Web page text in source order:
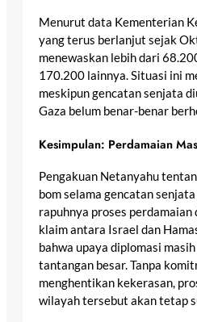
Menurut data Kementerian
yang terus berlanjut sejak
menewaskan lebih dari
170.200 lainnya. Situasi ini
meskipun gencatan senjata
Gaza belum benar-benar
Kesimpulan: Perdamaian
Pengakuan Netanyahu
bom selama gencatan
rapuhnya proses perdamaian
klaim antara Israel dan
bahwa upaya diplomasi
tantangan besar. Tanpa
menghentikan kekerasan,
wilayah tersebut akan tetap